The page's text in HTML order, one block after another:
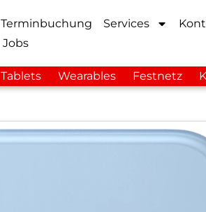
Terminbuchung Services
Jobs
Tablets Wearables Festnetz